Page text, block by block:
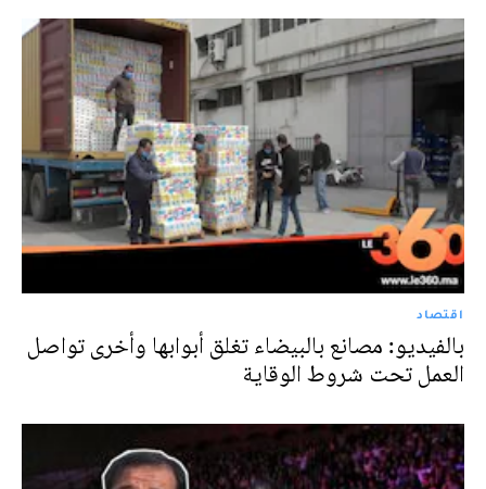
اقتصاد
بالفيديو: مصانع بالبيضاء تغلق أبوابها وأخرى تواصل
العمل تحت شروط الوقاية